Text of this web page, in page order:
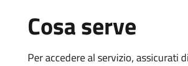
Cosa serve
Per accedere al servizio, assicurati